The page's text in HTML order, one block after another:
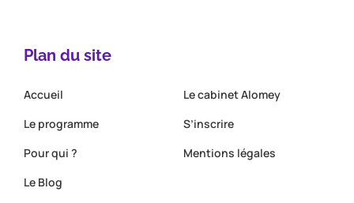
Plan du site
Accueil
Le programme
Pour qui ?
Le Blog
Le cabinet Alomey
S’inscrire
Mentions légales